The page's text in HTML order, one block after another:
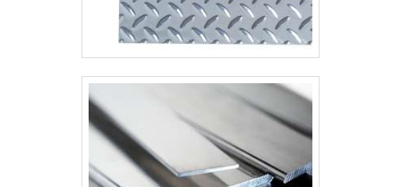
Montagem Industrial é uma organização que
preza pela segurança quando se fala do
segmento de montagem em frigoríficos em
geral. O objetivo é garantir a satisfação da
venda à entrega final, com foco total na
qualidade.GARANTIA E ASSERTIVIDADE
NO SEGMENTOSomente na CMC
Montagem Industrial existem as melhores